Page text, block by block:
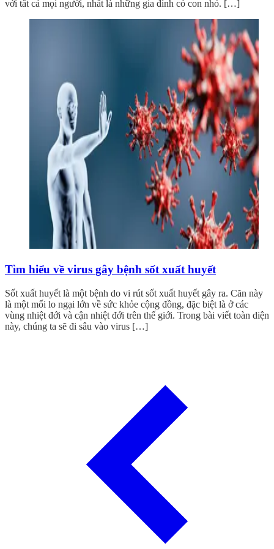
với tất cả mọi người, nhất là những gia đình có con nhỏ. […]
Tìm hiểu về virus gây bệnh sốt xuất huyết
Sốt xuất huyết là một bệnh do vi rút sốt xuất huyết gây ra. Căn này
là một mối lo ngại lớn về sức khỏe cộng đồng, đặc biệt là ở các
vùng nhiệt đới và cận nhiệt đới trên thế giới. Trong bài viết toàn diện
này, chúng ta sẽ đi sâu vào virus […]